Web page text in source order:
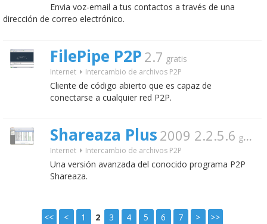
Envia voz-email a tus contactos a través de una
dirección de correo electrónico.
FilePipe P2P 2.7 gratis
Internet Intercambio de archivos P2P
Cliente de código abierto que es capaz de
conectarse a cualquier red P2P.
Shareaza Plus 2009 2.2.5.6 gratis
Internet Intercambio de archivos P2P
Una versión avanzada del conocido programa P2P
Shareaza.
<< < 1 2 3 4 5 6 7 > >>